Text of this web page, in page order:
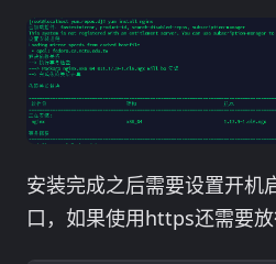
安装完成之后需要设置开机
口，如果使用https还需要放